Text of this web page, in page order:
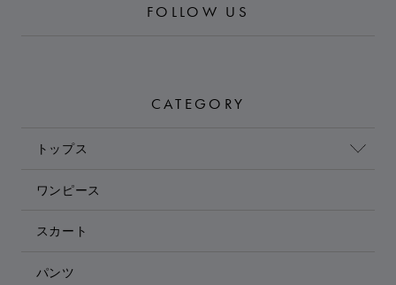
FOLLOW US
CATEGORY
トップス
ワンピース
スカート
パンツ